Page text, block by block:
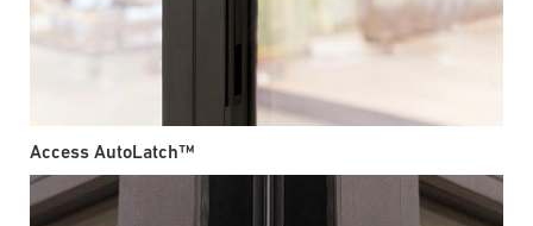
Access AutoLatch™